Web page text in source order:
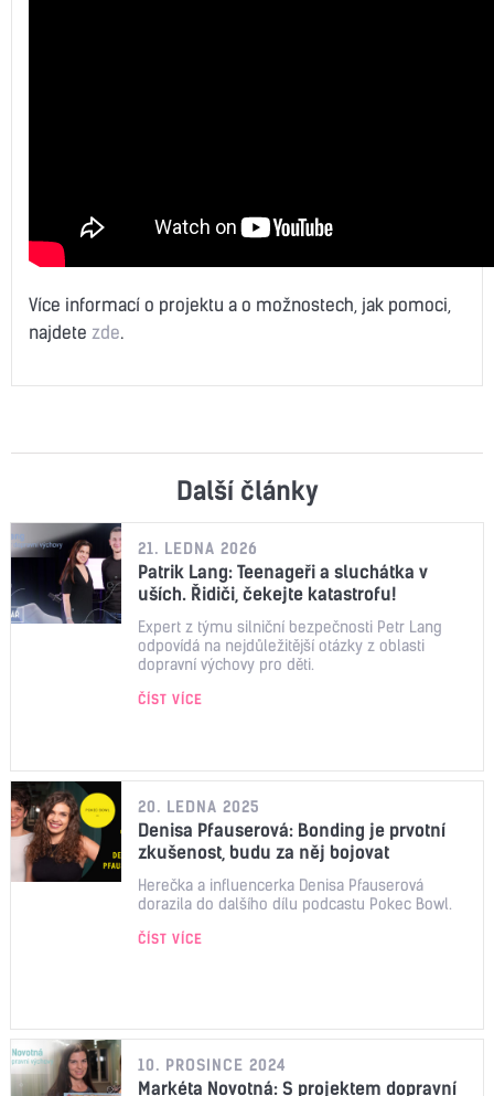
Více informací o projektu a o možnostech, jak pomoci,
najdete zde.
Další články
21. LEDNA 2026
Patrik Lang: Teenageři a sluchátka v
uších. Řidiči, čekejte katastrofu!
Expert z týmu silniční bezpečnosti Petr Lang
odpovídá na nejdůležitější otázky z oblasti
dopravní výchovy pro děti.
ČÍST VÍCE
20. LEDNA 2025
Denisa Pfauserová: Bonding je prvotní
zkušenost, budu za něj bojovat
Herečka a influencerka Denisa Pfauserová
dorazila do dalšího dílu podcastu Pokec Bowl.
ČÍST VÍCE
10. PROSINCE 2024
Markéta Novotná: S projektem dopravní